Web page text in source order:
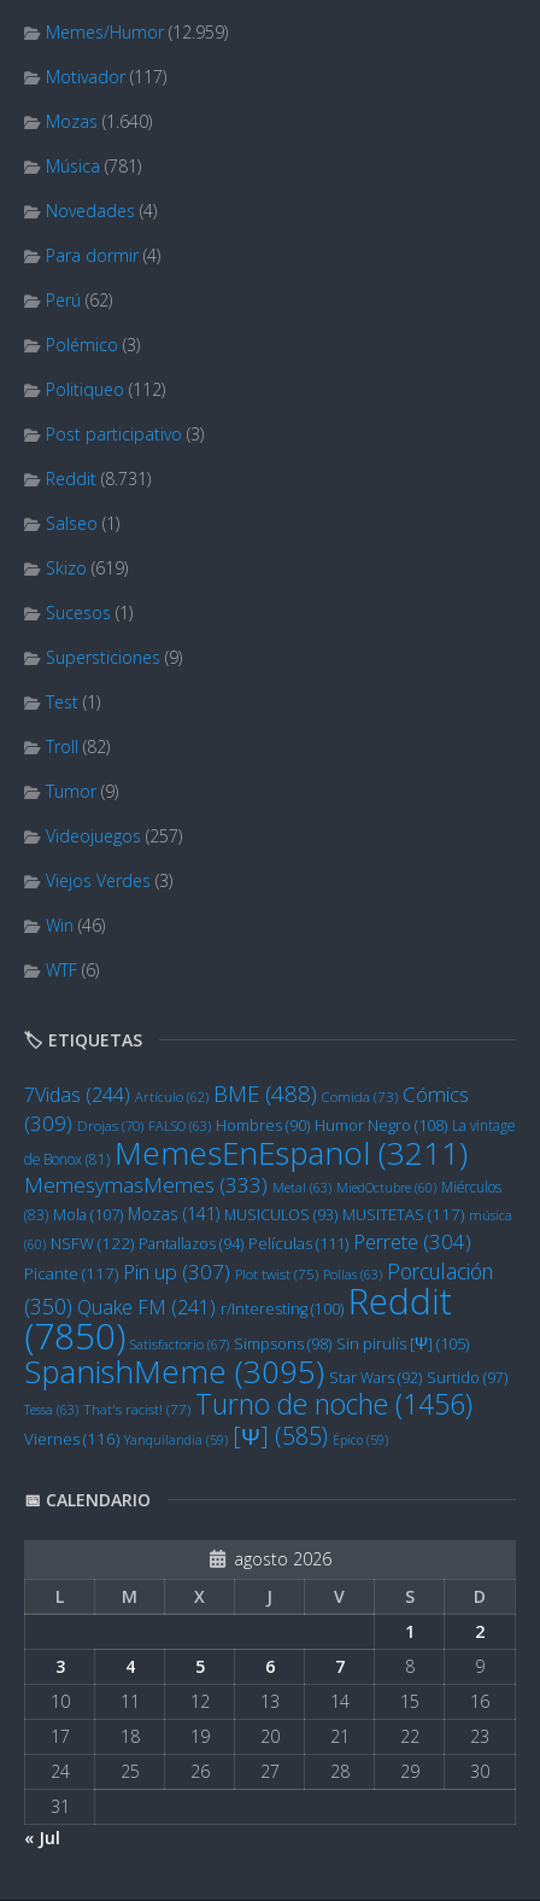
Memes/Humor (12.959)
Motivador (117)
Mozas (1.640)
Música (781)
Novedades (4)
Para dormir (4)
Perú (62)
Polémico (3)
Politiqueo (112)
Post participativo (3)
Reddit (8.731)
Salseo (1)
Skizo (619)
Sucesos (1)
Supersticiones (9)
Test (1)
Troll (82)
Tumor (9)
Videojuegos (257)
Viejos Verdes (3)
Win (46)
WTF (6)
🏷️ ETIQUETAS
7Vidas (244) Artículo (62) BME (488) Comida (73) Cómics
(309) Drojas (70) FALSO (63) Hombres(90) Humor Negro (108) La vintage
de Bonox(81) MemesEnEspanol (3211)
MemesymasMemes (333) Metal (63) MiedOctubre (60) Miérculos
(83) Mola (107) Mozas (141) MUSICULOS (93) MUSITETAS (117) música
(60) NSFW(122) Pantallazos(94) Películas(111) Perrete (304)
Picante (117) Pin up (307) Plot twist (75) Pollas (63) Porculación
(350) Quake FM (241) r/Interesting(100) Reddit
(7850) Satisfactorio (67) Simpsons(98) Sin pirulís [Ψ] (105)
SpanishMeme (3095) Star Wars(92) Surtido (97)
Tessa (63) That's racist! (77) Turno de noche (1456)
Viernes(116) Yanquilandia (59) [Ψ] (585) Épico (59)
📅 CALENDARIO
agosto 2026
L
M X J V S
D
1
2
3
4 5 6 7 8
9
10
11 12 13 14 15
16
17
18 19 20 21 22
23
24
25 26 27 28 29
30
31
« Jul